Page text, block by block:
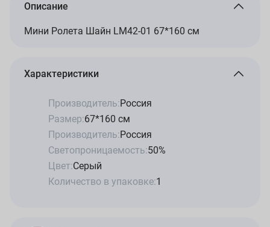
Описание
Мини Ролета Шайн LM42-01 67*160 см
Характеристики
Производитель:Россия
Размер:67*160 см
Производитель:Россия
Светопроницаемость:50%
Цвет:Серый
Количество в упаковке:1